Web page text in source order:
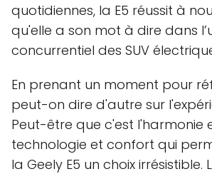
quotidiennes, la E5 réussit à
qu'elle a son mot à dire dans
concurrentiel des SUV
En prenant un moment pour
peut-on dire d'autre sur
Peut-être que c'est l'harmonie
technologie et confort qui
la Geely E5 un choix irrésistible.